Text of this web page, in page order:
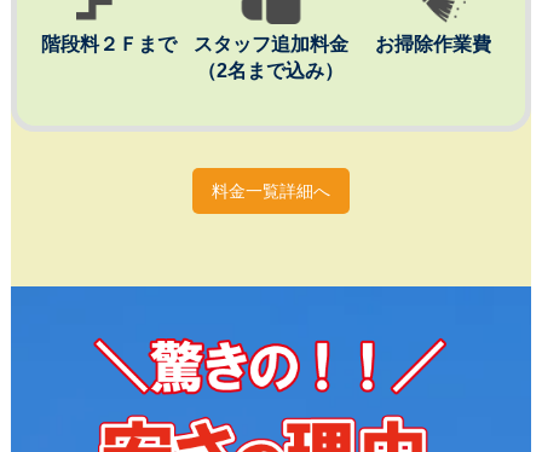
階段料２Ｆまで
スタッフ追加料金
（2名まで込み）
お掃除作業費
料金一覧詳細へ
驚きの安さの理由